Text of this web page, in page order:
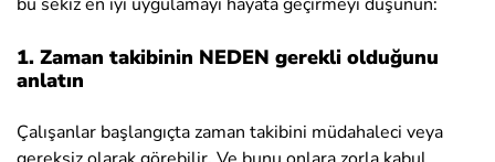
1. Zaman takibinin NEDEN gerekli olduğunu
anlatın
Çalışanlar başlangıçta zaman takibini müdahaleci veya